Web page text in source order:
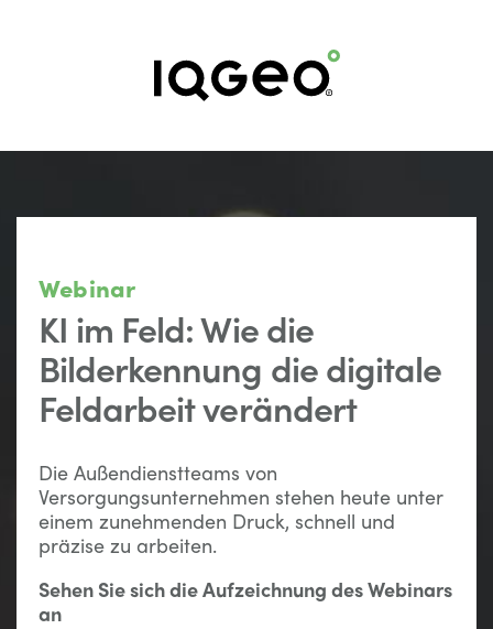
Webinar
KI im Feld: Wie die
Bilderkennung die digitale
Feldarbeit verändert
Die Außendienstteams von
Versorgungsunternehmen stehen heute unter
einem zunehmenden Druck, schnell und
präzise zu arbeiten.
Sehen Sie sich die Aufzeichnung des Webinars
an